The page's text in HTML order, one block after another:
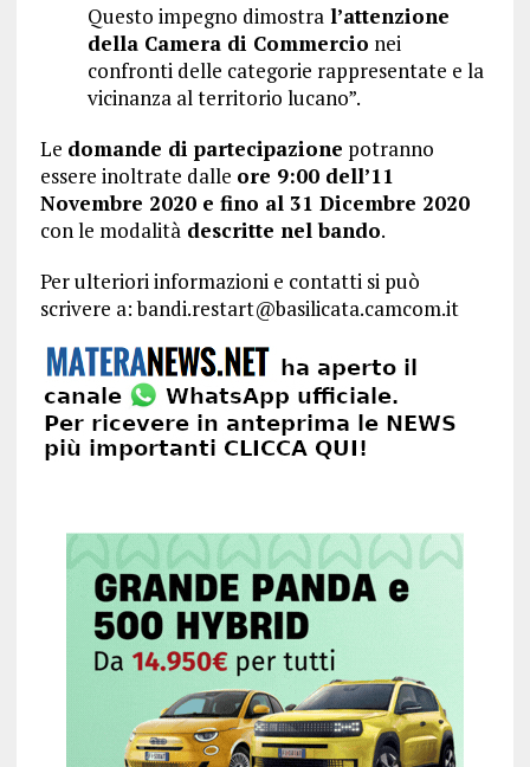
Questo impegno dimostral’attenzione
della Camera di Commercio nei
confronti delle categorie rappresentate e la
vicinanza al territorio lucano”.
Le domande di partecipazione potranno
essere inoltrate dalle ore 9:00 dell’11
Novembre 2020 e fino al 31 Dicembre 2020
con le modalitàdescritte nel bando.
Per ulteriori informazioni e contatti si può
scrivere a: bandi.restart@basilicata.camcom.it